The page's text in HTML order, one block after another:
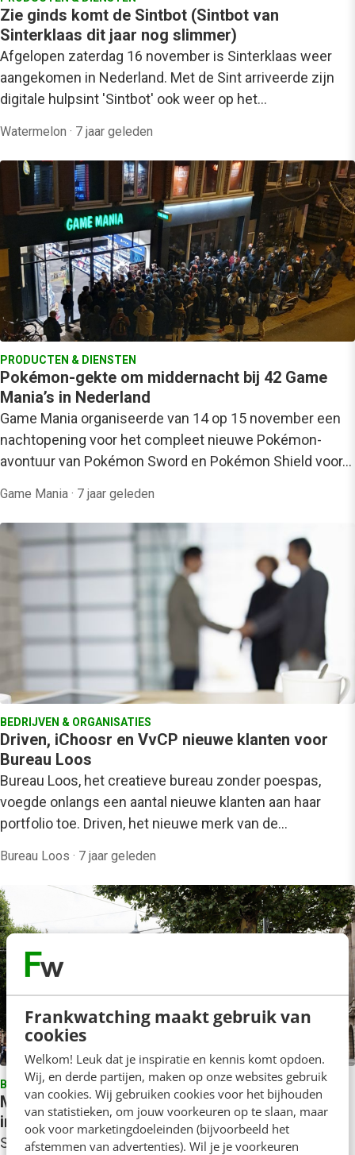
Frankwatching maakt gebruik van
cookies
Welkom! Leuk dat je inspiratie en kennis komt opdoen.
Wij, en derde partijen, maken op onze websites gebruik
van cookies. Wij gebruiken cookies voor het bijhouden
van statistieken, om jouw voorkeuren op te slaan, maar
ook voor marketingdoeleinden (bijvoorbeeld het
afstemmen van advertenties). Wil je je voorkeuren
Zie ginds komt de Sintbot (Sintbot van
Sinterklaas dit jaar nog slimmer)
Afgelopen zaterdag 16 november is Sinterklaas weer
aangekomen in Nederland. Met de Sint arriveerde zijn
digitale hulpsint 'Sintbot' ook weer op het…
Watermelon · 7 jaar geleden
PRODUCTEN & DIENSTEN
Pokémon-gekte om middernacht bij 42 Game
Mania’s in Nederland
Game Mania organiseerde van 14 op 15 november een
nachtopening voor het compleet nieuwe Pokémon-
avontuur van Pokémon Sword en Pokémon Shield voor…
Game Mania · 7 jaar geleden
BEDRIJVEN & ORGANISATIES
Driven, iChoosr en VvCP nieuwe klanten voor
Bureau Loos
Bureau Loos, het creatieve bureau zonder poespas,
voegde onlangs een aantal nieuwe klanten aan haar
portfolio toe. Driven, het nieuwe merk van de…
Bureau Loos · 7 jaar geleden
BEDRIJVEN & ORGANISATIES
MobPro lanceert self service DOOH en Mobile
inkoopplatform
Sage+Archer is een media-inkoopplatform waarmee